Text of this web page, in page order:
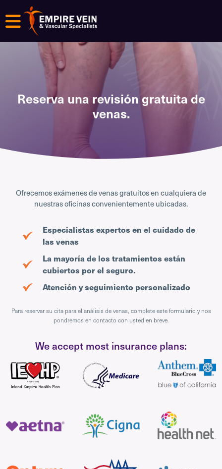
Menú
Reserva una revisión gratuita de
venas.
Ofrecemos exámenes de venas gratuitos en cualquiera de
nuestras oficinas convenientemente ubicadas.
Especialistas expertos en el cuidado de
las venas
La mayoría de los tratamientos están
cubiertos por el seguro.
Atención y seguimiento personalizado
Para reservar su cita para el análisis de venas, complete este formulario y nos
pondremos en contacto con usted en breve.
We accept most insurance plans: